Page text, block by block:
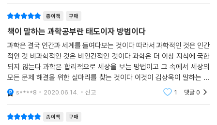
화가 갖는 문제에 과학이 해결 방법으로 관여할 수 있어야 한다. 과학과 인
문학을 같은 출발선 위에 둘 때, 과학과 인문학이 함께할 수 있는 것이다.
과학적 영감에서 철학적 통찰을 이끌어내고, 과학에서 삶의 해답을 찾는
것. 우리가 사는 세상과 맞닿아 있는 과학을 가까이하는 것. 과학과 인문학
이 소통하는 것. 이것이 앞으로의 인문학이자, 과학을 포함한 진정한 인문
학이 될 것이다.
상식적인 사회를 위한 물리학자의 외침
- 홍성민 (예술가, 계원조형예술대학 융합예술과 교수)
문·사·철을 꿰뚫는 단단한 인문 교양에 뿌리 내린 비판적 지성. 이런 비판적
지성이 현장의 과학자라면 얼마나 멋있을까? 나는 이 책을 읽으면서 항상
꿈꿨던 그런 과학자가 바로 옆에 있었음을 새삼 깨달았다. 더 늦기 전에, 한
국을 대표하는 ‘과학자 지식인’ 김상욱 박사를 만나 보자.
- 강양구 (프레시안 부국장)
과학을 쉽게, 그리고 정확하게 설명하는 김상욱 교수의 능력은 내겐 ‘넘사
종이책 구매
책이 말하는 과학공부란 태도이자 방법이다
과학은 결국 인간과 세계를 들여다보는 것이다 따라서 과학적인 것은 인간
적인 것 비과학적인 것은 비인간적인 것이다 과학은 더 이상 지식에 국한
되지 않는다 과학은 합리적으로 세상을 보는 방법이고 그 속에서 세상의
모든 문제 해결을 위한 실마리를 찾는 것이다 이것이 김상욱이 말하는 너
무도 간결하고 명확한 과학적 사고방식이다과학을 기술적 측면으로만 본
다면 과학은 사고방식
s****8 2020.06.14. 신고 1 댓글0
종이책 구매